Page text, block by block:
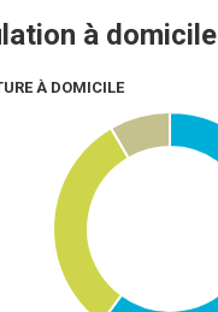
à domicile
À DOMICILE